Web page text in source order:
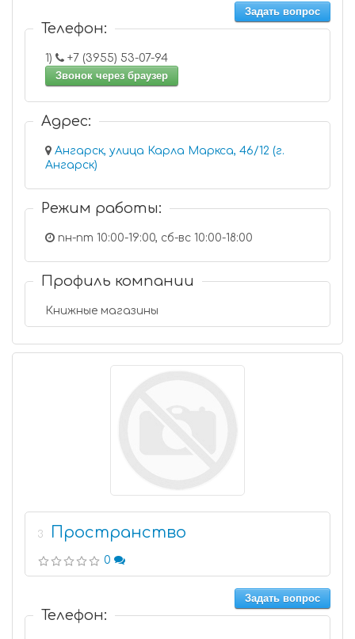
Задать вопрос
Телефон:
1)
+7 (3955) 53-07-94
Звонок через браузер
Адрес:
Ангарск, улица Карла Маркса, 46/12 (г.
Ангарск)
Режим работы:
пн-пт 10:00-19:00, сб-вс 10:00-18:00
Профиль компании
Книжные магазины
3 Пространство
0
Задать вопрос
Телефон: